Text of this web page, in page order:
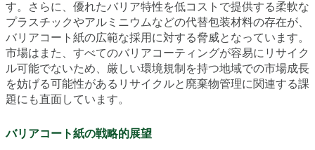
す。さらに、優れたバリア特性を低コストで提供する柔軟な
プラスチックやアルミニウムなどの代替包装材料の存在が、
バリアコート紙の広範な採用に対する脅威となっています。
市場はまた、すべてのバリアコーティングが容易にリサイク
ル可能でないため、厳しい環境規制を持つ地域での市場成長
を妨げる可能性があるリサイクルと廃棄物管理に関連する課
題にも直面しています。
バリアコート紙の戦略的展望